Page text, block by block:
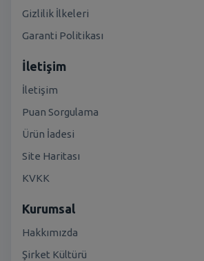
Gizlilik İlkeleri
Garanti Politikası
İletişim
İletişim
Puan Sorgulama
Ürün İadesi
Site Haritası
KVKK
Kurumsal
Hakkımızda
Şirket Kültürü